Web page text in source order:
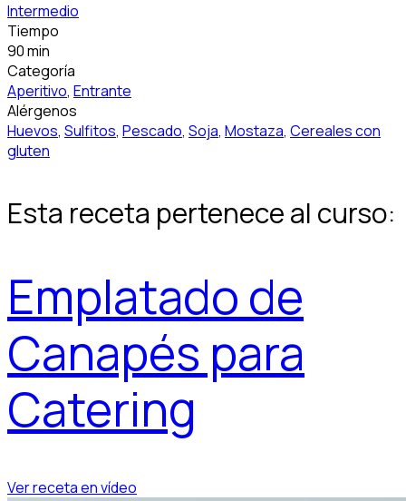
Intermedio
Tiempo
90 min
Categoría
Aperitivo, Entrante
Alérgenos
Huevos, Sulfitos, Pescado, Soja, Mostaza, Cereales con
gluten
Esta receta pertenece al curso:
Emplatado de
Canapés para
Catering
Ver receta en vídeo